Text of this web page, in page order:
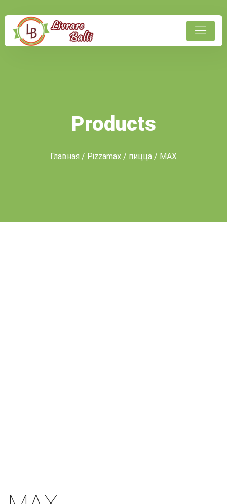
Products
Главная / Pizzamax / пицца / MAX